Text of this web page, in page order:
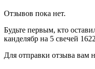
Отзывов пока нет.
Будьте первым, кто
канделябр на 5 свечей
Для отправки отзыва вам